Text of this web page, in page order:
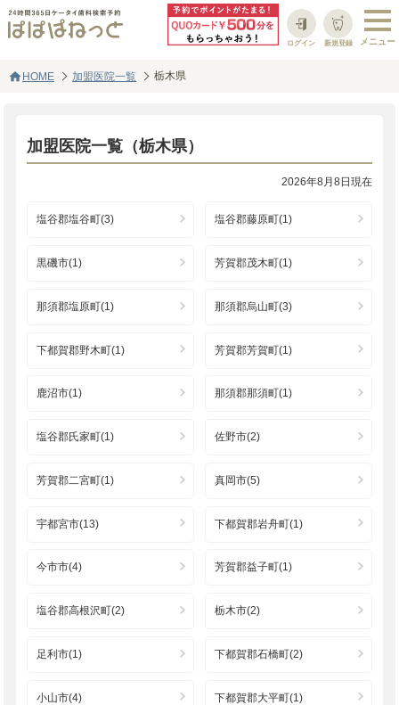
新規登録
ログイン
homeHOME 加盟医院一覧 栃木県
加盟医院一覧（栃木県）
2026年8月8日現在
塩谷郡塩谷町(3) 塩谷郡藤原町(1)
黒磯市(1) 芳賀郡茂木町(1)
那須郡塩原町(1) 那須郡烏山町(3)
下都賀郡野木町(1) 芳賀郡芳賀町(1)
鹿沼市(1) 那須郡那須町(1)
塩谷郡氏家町(1) 佐野市(2)
芳賀郡二宮町(1) 真岡市(5)
宇都宮市(13) 下都賀郡岩舟町(1)
今市市(4) 芳賀郡益子町(1)
塩谷郡高根沢町(2) 栃木市(2)
足利市(1) 下都賀郡石橋町(2)
小山市(4) 下都賀郡大平町(1)